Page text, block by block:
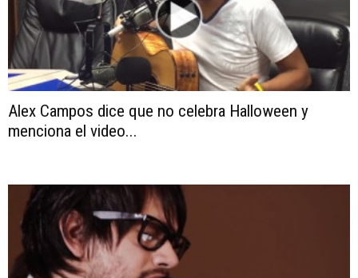
Alex Campos dice que no celebra Halloween y
menciona el video...